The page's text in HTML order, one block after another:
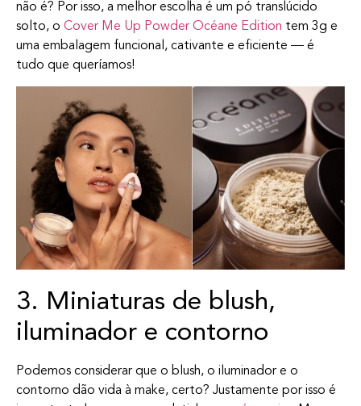
não é? Por isso, a melhor escolha é um pó translúcido
solto, o Cover Me Up Powder Océane Edition tem 3g e
uma embalagem funcional, cativante e eficiente — é
tudo que queríamos!
3. Miniaturas de blush,
iluminador e contorno
Podemos considerar que o blush, o iluminador e o
contorno dão vida à make, certo? Justamente por isso é